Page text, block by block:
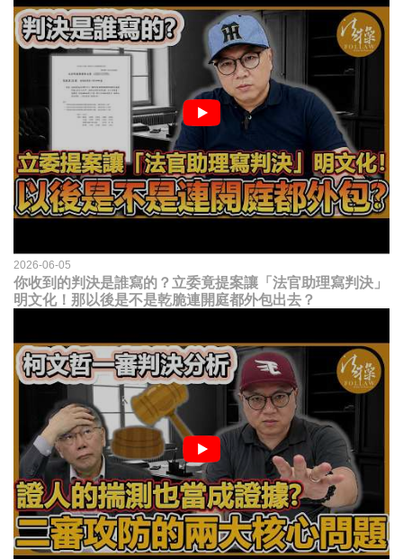
2026-06-05
你收到的判決是誰寫的？立委竟提案讓「法官助理寫判決」
明文化！那以後是不是乾脆連開庭都外包出去？